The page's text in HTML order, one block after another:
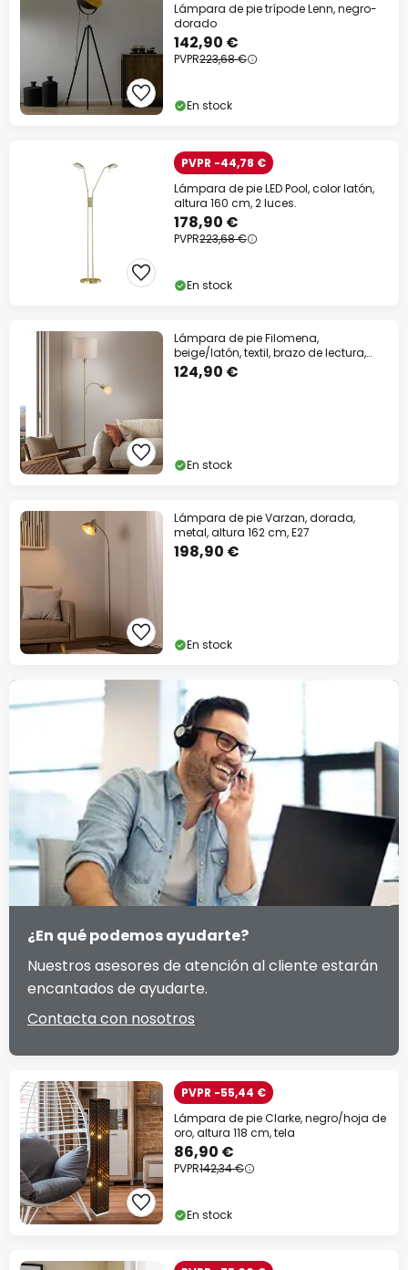
Lámpara de pie trípode Lenn, negro-
dorado
142,90 €
PVPR223,68 €
En stock
PVPR -44,78 €
Lámpara de pie LED Pool, color latón,
altura 160 cm, 2 luces.
178,90 €
PVPR223,68 €
En stock
Lámpara de pie Filomena,
beige/latón, textil, brazo de lectura,
E27, E14
124,90 €
En stock
Lámpara de pie Varzan, dorada,
metal, altura 162 cm, E27
198,90 €
En stock
¿En qué podemos ayudarte?
Nuestros asesores de atención al cliente estarán
encantados de ayudarte.
Contacta con nosotros
PVPR -55,44 €
Lámpara de pie Clarke, negro/hoja de
oro, altura 118 cm, tela
86,90 €
PVPR142,34 €
En stock